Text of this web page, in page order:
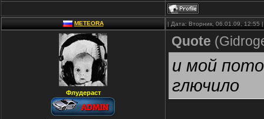
METEORA | Дата: Вторник, 06.01.09,
Флудераст
Quote (
и мой
глючило